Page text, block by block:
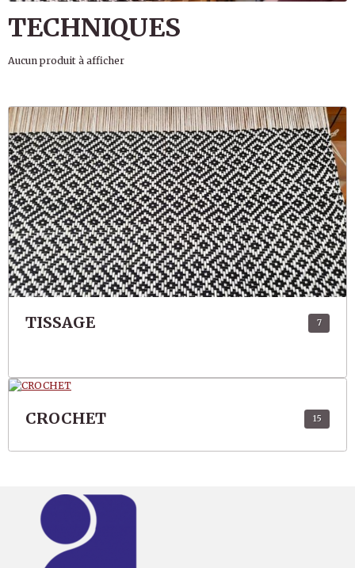
TECHNIQUES
Aucun produit à afficher
TISSAGE 7
CROCHET 15